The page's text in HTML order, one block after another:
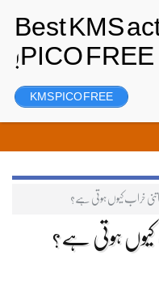
رجسٹر
اتنی خراب کیوں ہوتی ہے؟
کیوں ہوتی ہے؟
KMS PICO FREE